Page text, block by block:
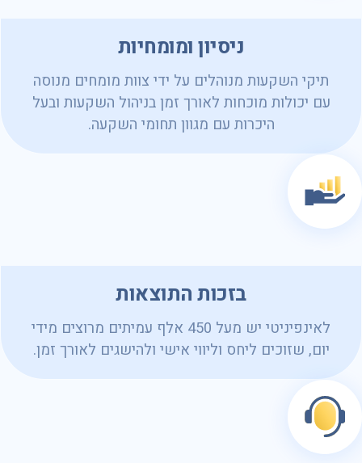
ניסיון ומומחיות
תיקי השקעות מנוהלים על ידי צוות מומחים מנוסה
עם יכולות מוכחות לאורך זמן בניהול השקעות ובעל
היכרות עם מגוון תחומי השקעה.
בזכות התוצאות
לאינפיניטי יש מעל 450 אלף עמיתים מרוצים מידי
יום, שזוכים ליחס וליווי אישי ולהישגים לאורך זמן.